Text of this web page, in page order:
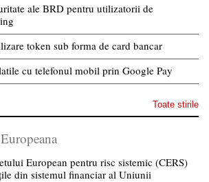
ale BRD pentru utilizatorii de
token sub forma de card bancar
cu telefonul mobil prin Google Pay
Toate stirile
European pentru risc sistemic (CERS)
din sistemul financiar al Uniunii